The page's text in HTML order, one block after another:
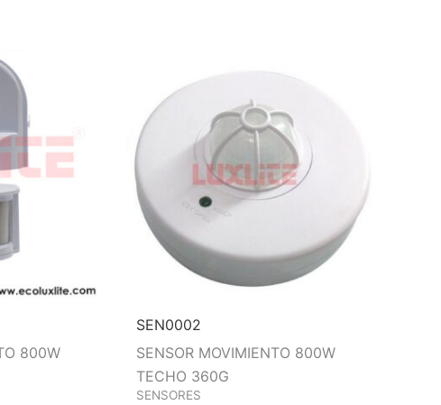
800W
SEN0002
SENSOR MOVIMIENTO 800W
TECHO 360G
SENSORES